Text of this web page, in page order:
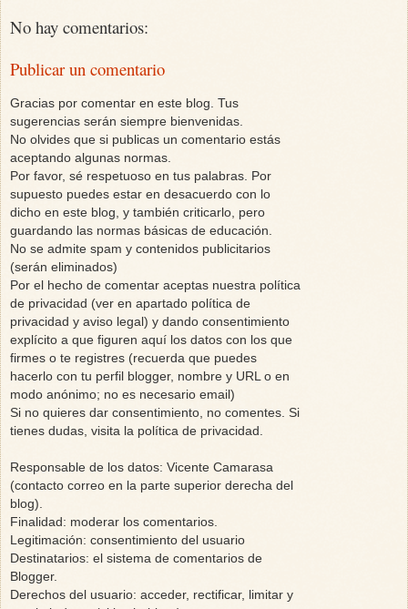
No hay comentarios:
Publicar un comentario
Gracias por comentar en este blog. Tus
sugerencias serán siempre bienvenidas.
No olvides que si publicas un comentario estás
aceptando algunas normas.
Por favor, sé respetuoso en tus palabras. Por
supuesto puedes estar en desacuerdo con lo
dicho en este blog, y también criticarlo, pero
guardando las normas básicas de educación.
No se admite spam y contenidos publicitarios
(serán eliminados)
Por el hecho de comentar aceptas nuestra política
de privacidad (ver en apartado política de
privacidad y aviso legal) y dando consentimiento
explícito a que figuren aquí los datos con los que
firmes o te registres (recuerda que puedes
hacerlo con tu perfil blogger, nombre y URL o en
modo anónimo; no es necesario email)
Si no quieres dar consentimiento, no comentes. Si
tienes dudas, visita la política de privacidad.
Responsable de los datos: Vicente Camarasa
(contacto correo en la parte superior derecha del
blog).
Finalidad: moderar los comentarios.
Legitimación: consentimiento del usuario
Destinatarios: el sistema de comentarios de
Blogger.
Derechos del usuario: acceder, rectificar, limitar y